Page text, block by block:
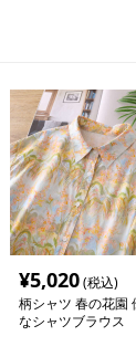
¥5,020(税込)
柄シャツ 春の花園
なシャツブラウス